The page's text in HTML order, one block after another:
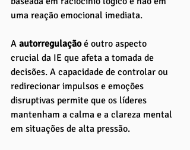
uma reação emocional imediata.
A autorregulação é outro aspecto
crucial da IE que afeta a tomada de
decisões. A capacidade de controlar ou
redirecionar impulsos e emoções
disruptivas permite que os líderes
mantenham a calma e a clareza mental
em situações de alta pressão.